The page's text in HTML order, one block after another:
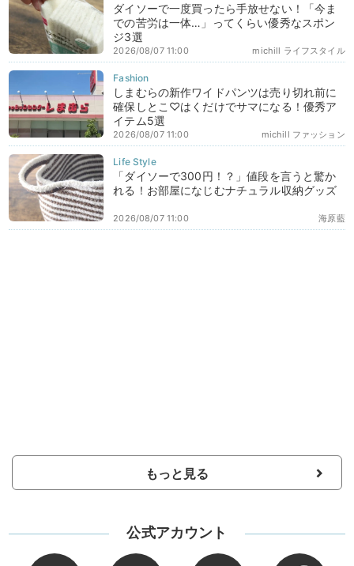
ダイソーで一度買ったら手放せない！「今ま
での苦労は一体…」ってくらい優秀なスポン
ジ3選
michill ライフスタイル
2026/08/07 11:00
しまむらの新作ワイドパンツは売り切れ前に
確保しとこ♡はくだけでサマになる！優秀ア
イテム5選
michill ファッション
2026/08/07 11:00
「ダイソーで300円！？」値段を言うと驚か
れる！お部屋になじむナチュラル収納グッズ
海原藍
2026/08/07 11:00
もっと見る
公式アカウント